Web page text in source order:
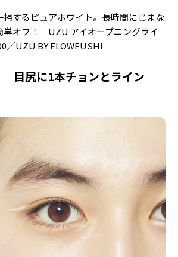
するピュアホワイト。長時間にじまな
単オフ！ UZU アイオープニングライ
／UZU BY FLOWFUSHI
目尻に1本チョンとライン